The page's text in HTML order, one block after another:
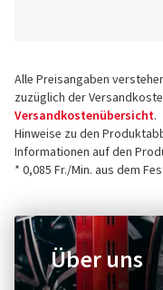
Alle Preisangaben
zuzüglich der
Versandkostenübersicht.
Hinweise zu den
Informationen auf den
* 0,085 Fr./Min. aus dem
Über uns